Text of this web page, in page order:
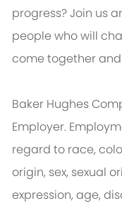
progress? Join us
people who will
come together
Baker Hughes
Employer.
regard to race,
origin, sex, sexual
expression, age,